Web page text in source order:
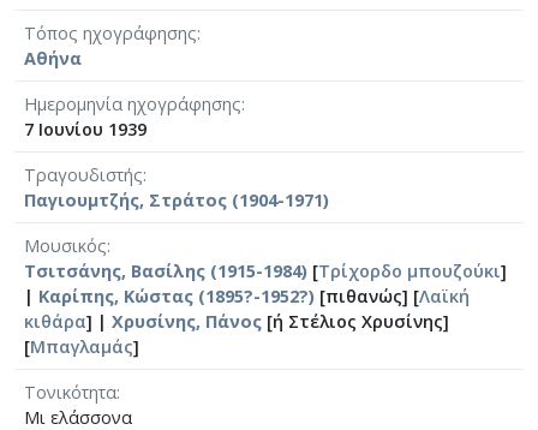
Τόπος ηχογράφησης
Αθήνα
Ημερομηνία ηχογράφησης
7 Ιουνίου 1939
Τραγουδιστής
Παγιουμτζής, Στράτος (1904-1971)
Μουσικός
Τσιτσάνης, Βασίλης (1915-1984) [Τρίχορδο μπουζούκι]
| Καρίπης, Κώστας (1895?-1952?) [πιθανώς] [Λαϊκή
κιθάρα] | Χρυσίνης, Πάνος [ή Στέλιος Χρυσίνης]
[Μπαγλαμάς]
Τονικότητα
Μι ελάσσονα